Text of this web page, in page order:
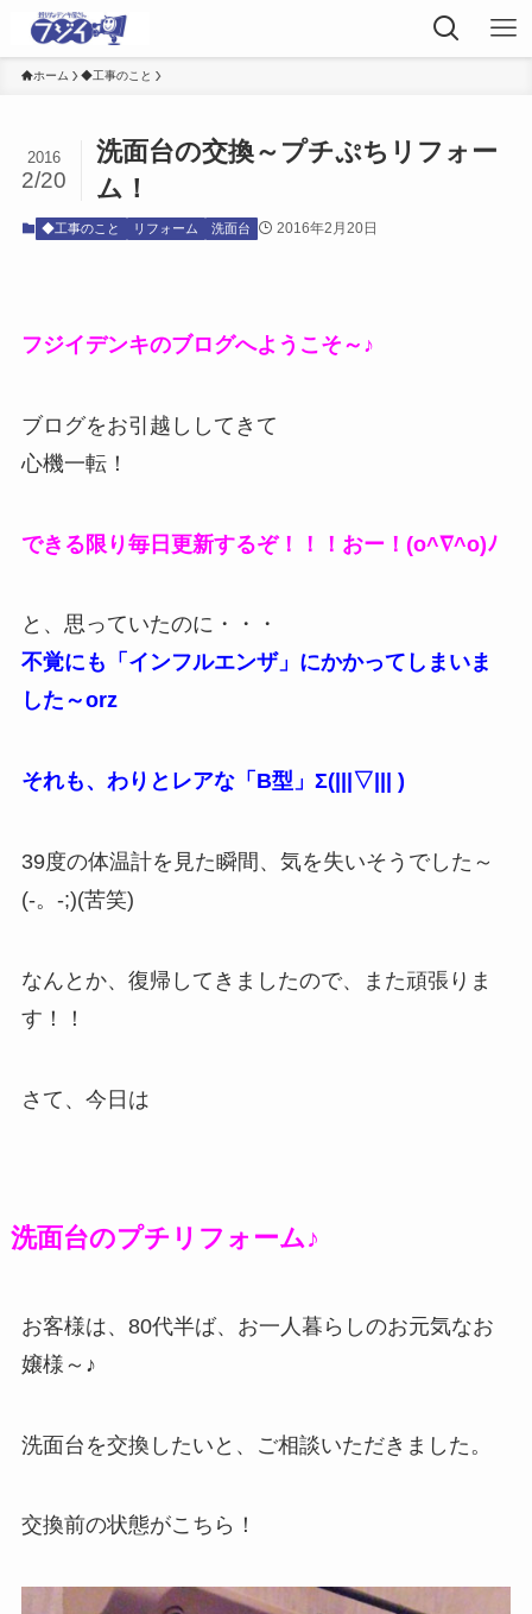
ホーム ◆工事のこと
洗面台の交換～プチぷちリフォー
ム！
2016
2/20
◆工事のこと リフォーム 洗面台 2016年2月20日
フジイデンキのブログへようこそ～♪
ブログをお引越ししてきて
心機一転！
できる限り毎日更新するぞ！！！おー！(o^∇^o)ﾉ
と、思っていたのに・・・
不覚にも「インフルエンザ」にかかってしまいま
した～orz
それも、わりとレアな「B型」Σ(|||▽||| )
39度の体温計を見た瞬間、気を失いそうでした～
(-。-;)(苦笑)
なんとか、復帰してきましたので、また頑張りま
す！！
さて、今日は
洗面台のプチリフォーム♪
お客様は、80代半ば、お一人暮らしのお元気なお
嬢様～♪
洗面台を交換したいと、ご相談いただきました。
交換前の状態がこちら！